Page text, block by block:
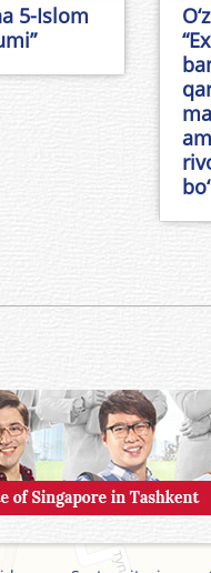
5-Islom